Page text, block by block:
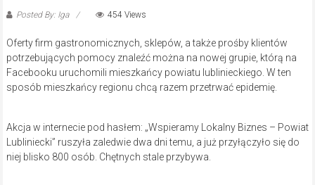
Posted By: Iga 454 Views
Oferty firm gastronomicznych, sklepów, a także prośby klientów
potrzebujących pomocy znaleźć można na nowej grupie, którą na
Facebooku uruchomili mieszkańcy powiatu lublinieckiego. W ten
sposób mieszkańcy regionu chcą razem przetrwać epidemię.
Akcja w internecie pod hasłem: „Wspieramy Lokalny Biznes – Powiat
Lubliniecki” ruszyła zaledwie dwa dni temu, a już przyłączyło się do
niej blisko 800 osób. Chętnych stale przybywa.